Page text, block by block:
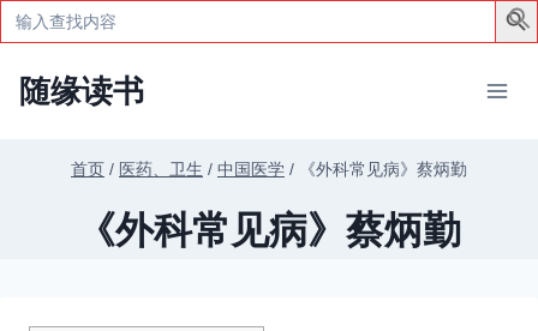
Search
for:
随缘读书
首页 / 医药、卫生 / 中国医学 / 《外科常见病》蔡炳勤
《外科常见病》蔡炳勤